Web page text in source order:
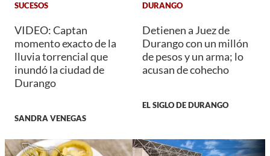
SUCESOS
VIDEO: Captan
momento exacto de la
lluvia torrencial que
inundó la ciudad de
Durango
SANDRA VENEGAS
DURANGO
Detienen a Juez de
Durango con un millón
de pesos y un arma; lo
acusan de cohecho
EL SIGLO DE DURANGO